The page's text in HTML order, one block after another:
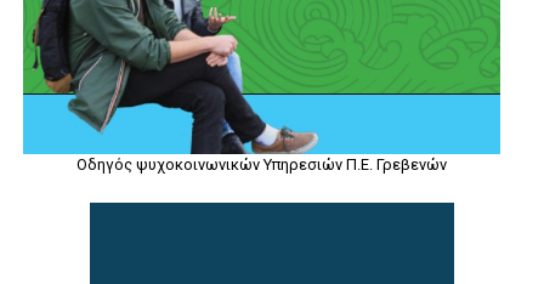
Οδηγός ψυχοκοινωνικών Υπηρεσιών Π.Ε. Γρεβενών